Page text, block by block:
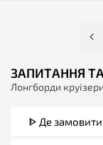
ЗАПИТАННЯ ТА
Лонгборди круізери
ᐈ Де